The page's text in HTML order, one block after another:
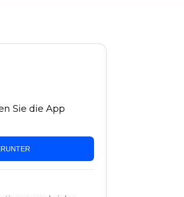
Sie die App